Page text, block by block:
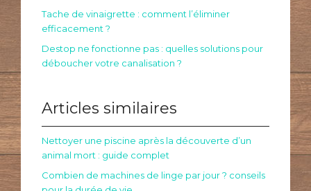
Tache de vinaigrette : comment l’éliminer
efficacement ?
Destop ne fonctionne pas : quelles solutions pour
déboucher votre canalisation ?
Articles similaires
Nettoyer une piscine après la découverte d’un
animal mort : guide complet
Combien de machines de linge par jour ? conseils